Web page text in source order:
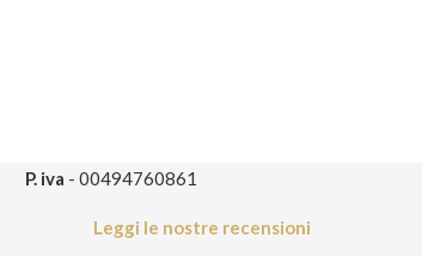
P. iva - 00494760861
Leggi le nostre recensioni